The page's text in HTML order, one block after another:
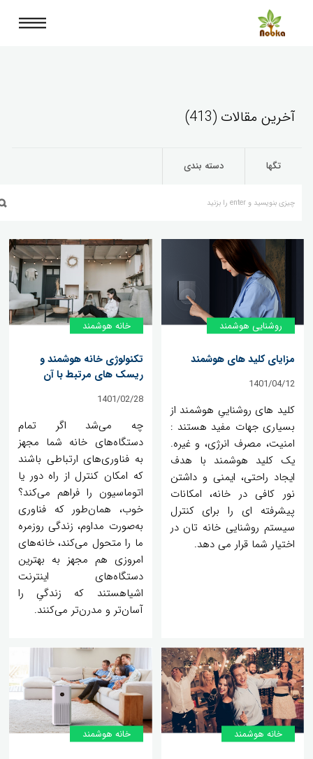
آخرین مقالات (413)
تگها دسته بندی
روشنایی هوشمند
مزایای کلید های هوشمند
1401/04/12
کلید های روشناییِ هوشمند از
بسیاری جهات مفید هستند :
امنیت، مصرف انرژی، و غیره.
یک کلید هوشمند با هدف
ایجاد راحتی، ایمنی و داشتن
نور کافی در خانه، امکانات
پیشرفته ای را برای کنترل
سیستم روشنایی خانه تان در
اختیار شما قرار می دهد.
خانه‌ هوشمند
تکنولوژی خانه هوشمند و
ریسک های مرتبط با آن
1401/02/28
چه می‌شد اگر تمام
دستگاه‌های خانه شما مجهز
به فناوری‌های ارتباطی باشند
که امکان کنترل از راه دور یا
اتوماسیون را فراهم می‌کند؟
خوب، همان‌طور که فناوری
به‌صورت مداوم، زندگی روزمره
ما را متحول می‌کند، خانه‌های
امروزی هم مجهز به بهترین
دستگاه‌های اینترنت
اشیاهستند که زندگیِ را
آسان‌‌تر و مدرن‌تر می‌کنند.
خانه‌ هوشمند خانه‌ هوشمند